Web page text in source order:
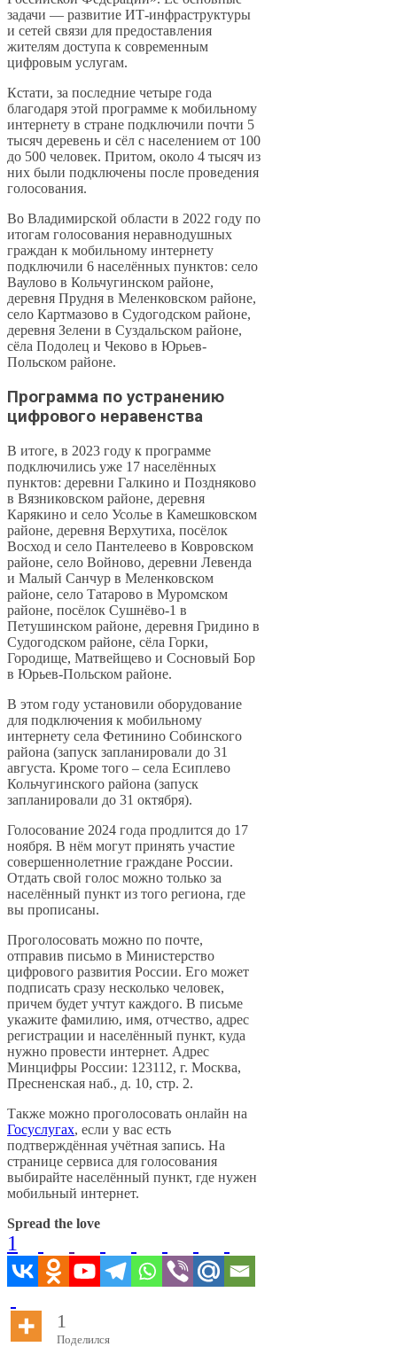
задачи — развитие ИТ-инфраструктуры
и сетей связи для предоставления
жителям доступа к современным
цифровым услугам.
Кстати, за последние четыре года
благодаря этой программе к мобильному
интернету в стране подключили почти 5
тысяч деревень и сёл с населением от 100
до 500 человек. Притом, около 4 тысяч из
них были подключены после проведения
голосования.
Во Владимирской области в 2022 году по
итогам голосования неравнодушных
граждан к мобильному интернету
подключили 6 населённых пунктов: село
Ваулово в Кольчугинском районе,
деревня Прудня в Меленковском районе,
село Картмазово в Судогодском районе,
деревня Зелени в Суздальском районе,
сёла Подолец и Чеково в Юрьев-
Польском районе.
Программа по устранению
цифрового неравенства
В итоге, в 2023 году к программе
подключились уже 17 населённых
пунктов: деревни Галкино и Поздняково
в Вязниковском районе, деревня
Карякино и село Усолье в Камешковском
районе, деревня Верхутиха, посёлок
Восход и село Пантелеево в Ковровском
районе, село Войново, деревни Левенда
и Малый Санчур в Меленковском
районе, село Татарово в Муромском
районе, посёлок Сушнёво-1 в
Петушинском районе, деревня Гридино в
Судогодском районе, сёла Горки,
Городище, Матвейщево и Сосновый Бор
в Юрьев-Польском районе.
В этом году установили оборудование
для подключения к мобильному
интернету села Фетинино Собинского
района (запуск запланировали до 31
августа. Кроме того – села Есиплево
Кольчугинского района (запуск
запланировали до 31 октября).
Голосование 2024 года продлится до 17
ноября. В нём могут принять участие
совершеннолетние граждане России.
Отдать свой голос можно только за
населённый пункт из того региона, где
вы прописаны.
Проголосовать можно по почте,
отправив письмо в Министерство
цифрового развития России. Его может
подписать сразу несколько человек,
причем будет учтут каждого. В письме
укажите фамилию, имя, отчество, адрес
регистрации и населённый пункт, куда
нужно провести интернет. Адрес
Минцифры России: 123112, г. Москва,
Пресненская наб., д. 10, стр. 2.
Также можно проголосовать онлайн на
Госуслугах, если у вас есть
подтверждённая учётная запись. На
странице сервиса для голосования
выбирайте населённый пункт, где нужен
мобильный интернет.
Spread the love
1
1
Поделился